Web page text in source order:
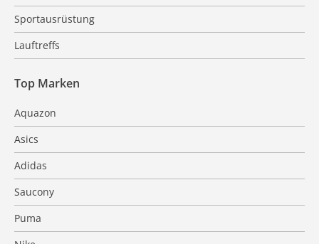
Sportausrüstung
Lauftreffs
Top Marken
Aquazon
Asics
Adidas
Saucony
Puma